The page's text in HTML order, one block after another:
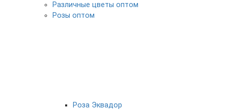
Различные цветы оптом
Розы оптом
Роза Эквадор